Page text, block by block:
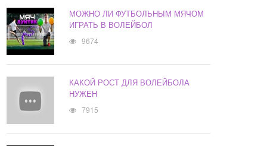
МОЖНО ЛИ ФУТБОЛЬНЫМ МЯЧОМ
ИГРАТЬ В ВОЛЕЙБОЛ
9674
КАКОЙ РОСТ ДЛЯ ВОЛЕЙБОЛА
НУЖЕН
7915